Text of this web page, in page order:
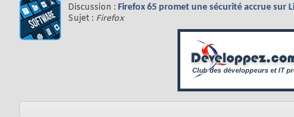
Discussion : Firefox 65 promet une sécurité accrue sur
Sujet : Firefox